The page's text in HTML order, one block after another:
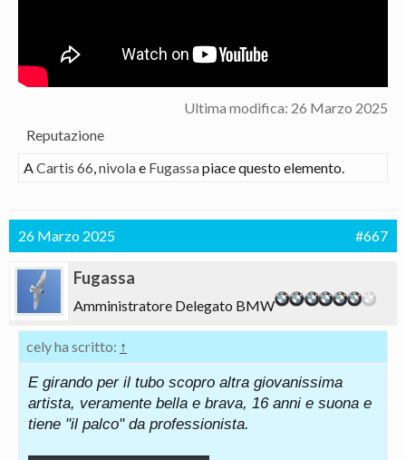
Ultima modifica: 26 Marzo 2025
Reputazione
ACartis 66,nivolae Fugassapiace questo elemento.
26 Marzo 2025 #667
Fugassa
Amministratore Delegato BMW
cely ha scritto: ↑
E girando per il tubo scopro altra giovanissima
artista, veramente bella e brava, 16 anni e suona e
tiene "il palco" da professionista.